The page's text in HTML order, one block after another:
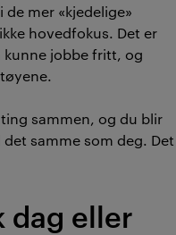
mer «kjedelige»
hovedfokus. Det er
jobbe fritt, og
sammen, og du blir
samme som deg. Det
dag eller